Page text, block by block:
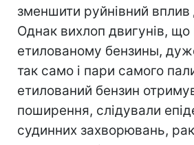
зменшити руйнівний вплив
Однак вихлоп двигунів,
етилованому бензины,
так само і пари самого
етилований бензин
поширення, слідували
судинних захворювань,